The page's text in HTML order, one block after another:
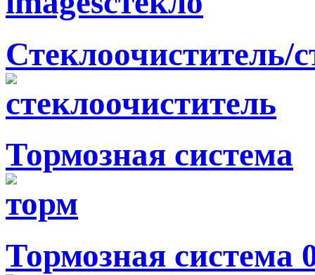
Стеклоочиститель/
Тормозная система
Тормозная система